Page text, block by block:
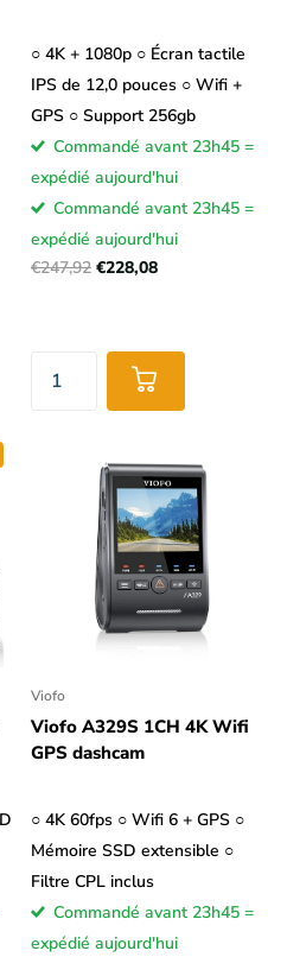
○ 4K + 1080p ○ Écran tactile
IPS de 12,0 pouces ○ Wifi +
GPS ○ Support 256gb
Commandé avant 23h45 =
expédié aujourd'hui
Commandé avant 23h45 =
expédié aujourd'hui
€247,92 €228,08
Viofo
Viofo A329S 1CH 4K Wifi
GPS dashcam
○ 4K 60fps ○ Wifi 6 + GPS ○
Mémoire SSD extensible ○
Filtre CPL inclus
Commandé avant 23h45 =
expédié aujourd'hui